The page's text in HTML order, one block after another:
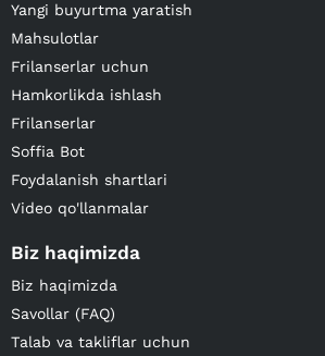
Yangi buyurtma yaratish
Mahsulotlar
Frilanserlar uchun
Hamkorlikda ishlash
Frilanserlar
Soffia Bot
Foydalanish shartlari
Video qo'llanmalar
Biz haqimizda
Biz haqimizda
Savollar (FAQ)
Talab va takliflar uchun